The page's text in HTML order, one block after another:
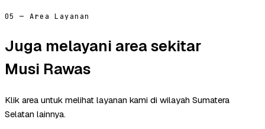
05 — Area Layanan
Juga melayani area sekitar
Musi Rawas
Klik area untuk melihat layanan kami di wilayah Sumatera
Selatan lainnya.